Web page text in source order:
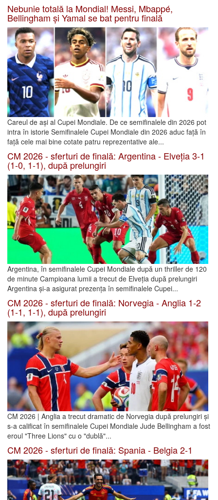
Nebunie totală la Mondial! Messi, Mbappé,
Bellingham și Yamal se bat pentru finală
Careul de ași al Cupei Mondiale. De ce semifinalele din 2026 pot
intra în istorie Semifinalele Cupei Mondiale din 2026 aduc față în
față cele mai bine cotate patru reprezentative ale...
CM 2026 - sferturi de finală: Argentina - Elveția 3-1
(1-0, 1-1), după prelungiri
Argentina, în semifinalele Cupei Mondiale după un thriller de 120
de minute Campioana lumii a trecut de Elveția după prelungiri
Argentina și-a asigurat prezența în semifinalele Cupei...
CM 2026 - sferturi de finală: Norvegia - Anglia 1-2
(1-1, 1-1), după prelungiri
CM 2026 | Anglia a trecut dramatic de Norvegia după prelungiri și
s-a calificat în semifinalele Cupei Mondiale Jude Bellingham a fost
eroul "Three Lions" cu o "dublă"...
CM 2026 - sferturi de finală: Spania - Belgia 2-1